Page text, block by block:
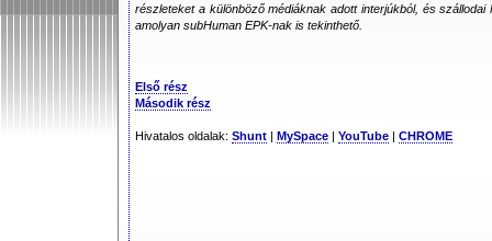
részleteket a különböző médiáknak adott interjúkból, és
amolyan subHuman EPK-nak is tekinthető.
Első rész
Második rész
Hivatalos oldalak: Shunt | MySpace | YouTube | CHROME